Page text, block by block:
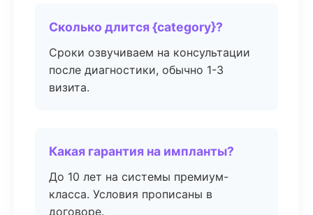
Сколько длится {category}?
Сроки озвучиваем на консультации
после диагностики, обычно 1-3
визита.
Какая гарантия на импланты?
До 10 лет на системы премиум-
класса. Условия прописаны в
договоре.